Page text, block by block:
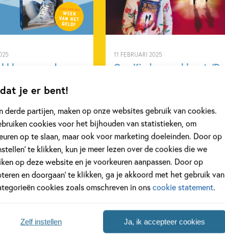
je er bent!
derde partijen, maken op onze websites gebruik van cookies.
cookies voor het bijhouden van statistieken, om
op te slaan, maar ook voor marketing doeleinden. Door op
te klikken, kun je meer lezen over de cookies die we
op deze website en je voorkeuren aanpassen. Door op
en doorgaan’ te klikken, ga je akkoord met het gebruik van
cookies zoals omschreven in onscookie statement.
Ja, ik accepteer cookies
Zelf instellen
12+ jaar Tom De Cock
klaar voor de
van het Geld, een
extra aandacht
aan het maken van
financiële keuzes
Het nieuwste boek
Geen Saldo,
op aan.
11 FEBRUARI 2025
Ons Kinderpanel leest: ‘De
Challenge' van Annet Jacobs, een
spannend en avontuurlijk boek.
Ook leuk voor kinderen die
minder graag lezen!
Lees meer